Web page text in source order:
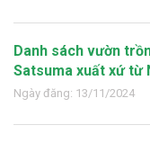
Danh sách vườn
Satsuma xuất xứ từ
Ngày đăng: 13/11/2024